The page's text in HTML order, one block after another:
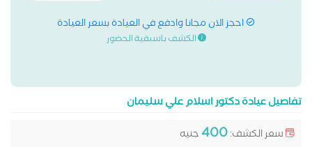
احجز الان مجانا وادفع في العيادة بسعر العيادة
الكشف باسبقية الحضور
تفاصيل عيادة دكتور اسلام علي سليمان
سعر الكشف:400 جنيه